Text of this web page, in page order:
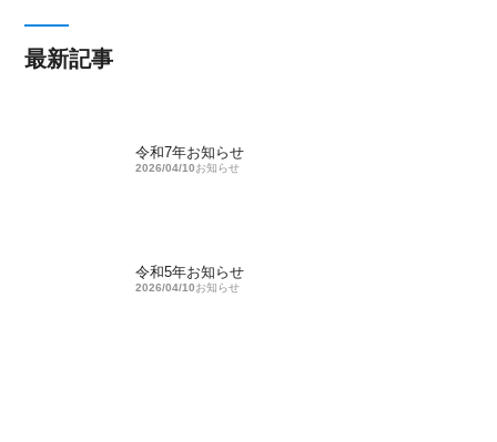
最新記事
令和7年お知らせ
2026/04/10お知らせ
令和5年お知らせ
2026/04/10お知らせ